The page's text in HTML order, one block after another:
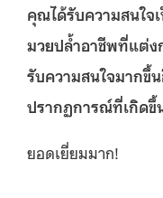
คุณได้รับความสนใจ
มวยปล้ำอาชีพที่แต่ง
รับความสนใจมากขึ้
ปรากฏการณ์ที่เกิด
ยอดเยี่ยมมาก!